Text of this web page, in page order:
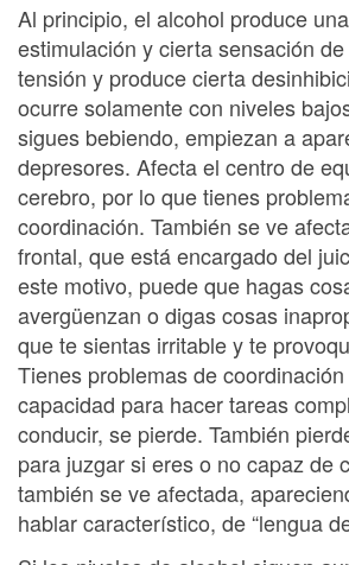
Al principio, el alcohol produce
estimulación y cierta sensación
tensión y produce cierta
ocurre solamente con niveles
sigues bebiendo, empiezan a
depresores. Afecta el centro de
cerebro, por lo que tienes
coordinación. También se ve
frontal, que está encargado del
este motivo, puede que hagas
avergüenzan o digas cosas
que te sientas irritable y te
Tienes problemas de
capacidad para hacer tareas
conducir, se pierde. También
para juzgar si eres o no capaz de
también se ve afectada,
hablar característico, de “lengua